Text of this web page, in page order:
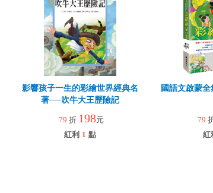
影響孩子一生的彩繪世界經典名
著──吹牛大王歷險記
79 折 198元
紅利 1 點
國語文啟蒙
79
紅